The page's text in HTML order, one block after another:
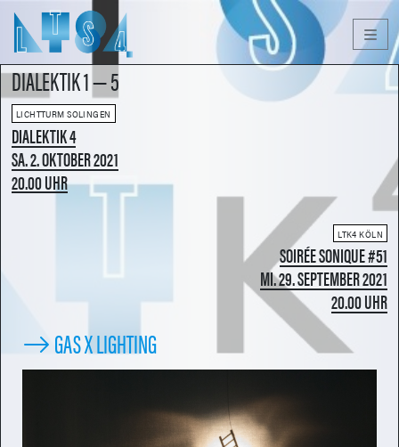
DIALEKTIK 1 — 5
LICHTTURM SOLINGEN
DIALEKTIK 4
SA. 2. OKTOBER 2021
20.00 UHR
LTK4 KÖLN
SOIRÉE SONIQUE #51
MI. 29. SEPTEMBER 2021
20.00 UHR
GAS X LIGHTING